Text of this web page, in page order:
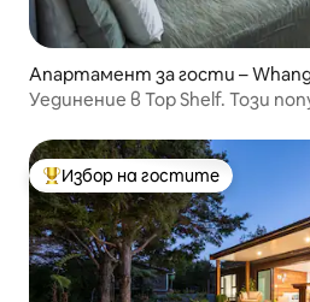
Апартамент за гости –
Уединение в Top Shelf. Този
Най-популярен избор на
Избор на гостите